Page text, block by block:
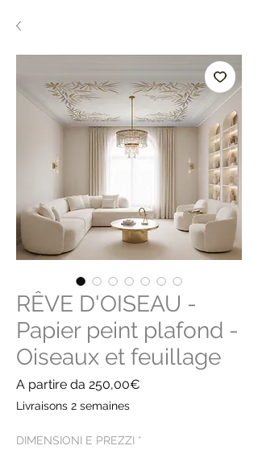
RÊVE D'OISEAU -
Papier peint plafond -
Oiseaux et feuillage
A partire da 250,00€
Livraisons 2 semaines
DIMENSIONI E PREZZI *